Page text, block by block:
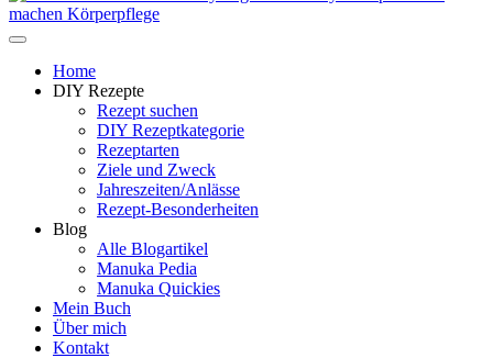
Manuka Magic – Natürlich schön:
Dein interaktiver DIY Beautyblog
Home
DIY Rezepte
Rezept suchen
DIY Rezeptkategorie
Rezeptarten
Ziele und Zweck
Jahreszeiten/Anlässe
Rezept-Besonderheiten
Blog
Alle Blogartikel
Manuka Pedia
Manuka Quickies
Mein Buch
Über mich
Kontakt